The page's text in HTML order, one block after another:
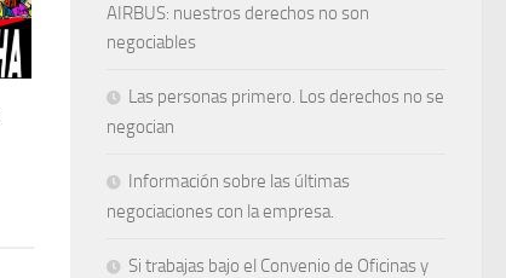
AIRBUS: nuestros derechos no son
negociables
Las personas primero. Los derechos no se
negocian
Información sobre las últimas
negociaciones con la empresa.
Si trabajas bajo el Convenio de Oficinas y